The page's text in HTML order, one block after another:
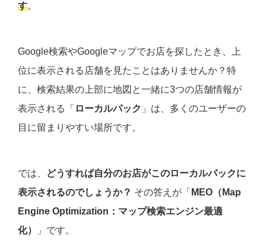
す。
Google検索やGoogleマップでお店を探したとき、上
位に表示される店舗を見たことはありませんか？特
に、検索結果の上部に地図と一緒に3つの店舗情報が
表示される「 ローカルパック 」は、多くのユーザーの
目に留まりやすい場所です。
では、
どうすれば自分のお店がこのローカルパックに
表示されるのでしょうか？ その答えが「 MEO（Map
Engine Optimization：マップ検索エンジン最適
化）
」です。